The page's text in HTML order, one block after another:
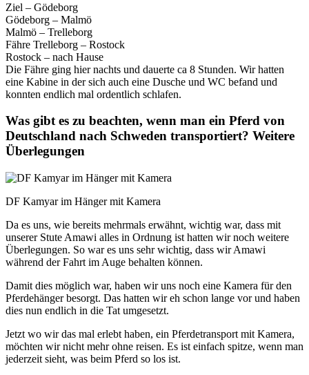
Ziel – Gödeborg
Gödeborg – Malmö
Malmö – Trelleborg
Fähre Trelleborg – Rostock
Rostock – nach Hause
Die Fähre ging hier nachts und dauerte ca 8 Stunden. Wir hatten
eine Kabine in der sich auch eine Dusche und WC befand und
konnten endlich mal ordentlich schlafen.
Was gibt es zu beachten, wenn man ein Pferd von
Deutschland nach Schweden transportiert? Weitere
Überlegungen
DF Kamyar im Hänger mit Kamera
Da es uns, wie bereits mehrmals erwähnt, wichtig war, dass mit
unserer Stute Amawi alles in Ordnung ist hatten wir noch weitere
Überlegungen. So war es uns sehr wichtig, dass wir Amawi
während der Fahrt im Auge behalten können.
Damit dies möglich war, haben wir uns noch eine Kamera für den
Pferdehänger besorgt. Das hatten wir eh schon lange vor und haben
dies nun endlich in die Tat umgesetzt.
Jetzt wo wir das mal erlebt haben, ein Pferdetransport mit Kamera,
möchten wir nicht mehr ohne reisen. Es ist einfach spitze, wenn man
jederzeit sieht, was beim Pferd so los ist.